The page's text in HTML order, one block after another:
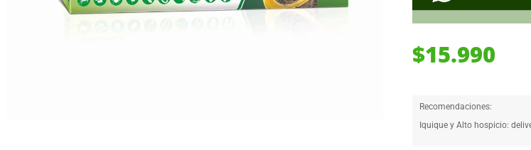
$15.990
Recomendaciones:
Iquique y Alto hospicio: